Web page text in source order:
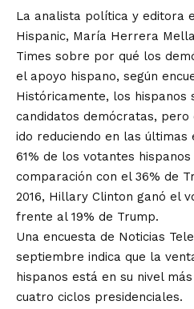
La analista política y editora
Hispanic, María Herrera
Times sobre por qué los
el apoyo hispano, según
Históricamente, los hispanos
candidatos demócratas,
ido reduciendo en las últimas
61% de los votantes
comparación con el 36% de
2016, Hillary Clinton ganó el
frente al 19% de Trump.
Una encuesta de Noticias
septiembre indica que la
hispanos está en su nivel
cuatro ciclos presidenciales.